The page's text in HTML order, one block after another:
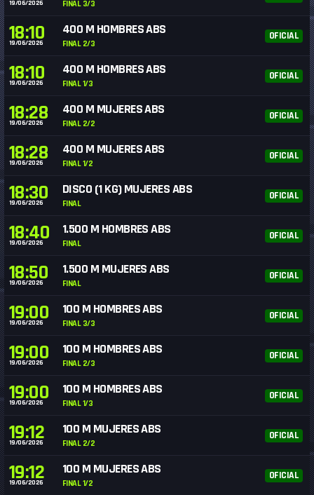
19/06/2026 FINAL 3/3
18:10
19/06/2026
400 M HOMBRES ABS
FINAL 2/3
OFICIAL
18:10
19/06/2026
400 M HOMBRES ABS
FINAL 1/3
OFICIAL
18:28
19/06/2026
400 M MUJERES ABS
FINAL 2/2
OFICIAL
18:28
19/06/2026
400 M MUJERES ABS
FINAL 1/2
OFICIAL
18:30
19/06/2026
DISCO (1 KG) MUJERES ABS
FINAL
OFICIAL
18:40
19/06/2026
1.500 M HOMBRES ABS
FINAL
OFICIAL
18:50
19/06/2026
1.500 M MUJERES ABS
FINAL
OFICIAL
19:00
19/06/2026
100 M HOMBRES ABS
FINAL 3/3
OFICIAL
19:00
19/06/2026
100 M HOMBRES ABS
FINAL 2/3
OFICIAL
19:00
19/06/2026
100 M HOMBRES ABS
FINAL 1/3
OFICIAL
19:12
19/06/2026
100 M MUJERES ABS
FINAL 2/2
OFICIAL
19:12
19/06/2026
100 M MUJERES ABS
FINAL 1/2
OFICIAL